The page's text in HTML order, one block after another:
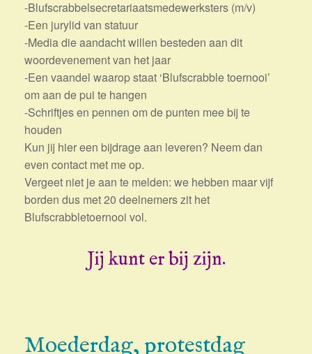
-Blufscrabbelsecretariaatsmedewerksters (m/v)
-Een jurylid van statuur
-Media die aandacht willen besteden aan dit
woordevenement van het jaar
-Een vaandel waarop staat ‘Blufscrabble toernooi’
om aan de pui te hangen
-Schriftjes en pennen om de punten mee bij te
houden
Kun jij hier een bijdrage aan leveren? Neem dan
even contact met me op.
Vergeet niet je aan te melden: we hebben maar vijf
borden dus met 20 deelnemers zit het
Blufscrabbletoernooi vol.
Jij kunt er bij zijn.
Moederdag, protestdag